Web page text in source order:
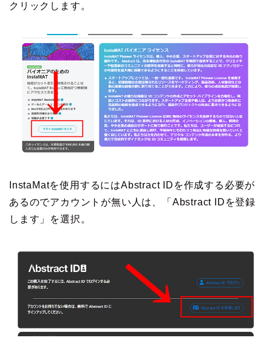
クリックします。
InstaMatを使用するにはAbstract IDを作成する必要が
あるのでアカウントが無い人は、「Abstract IDを登録
します」を選択。